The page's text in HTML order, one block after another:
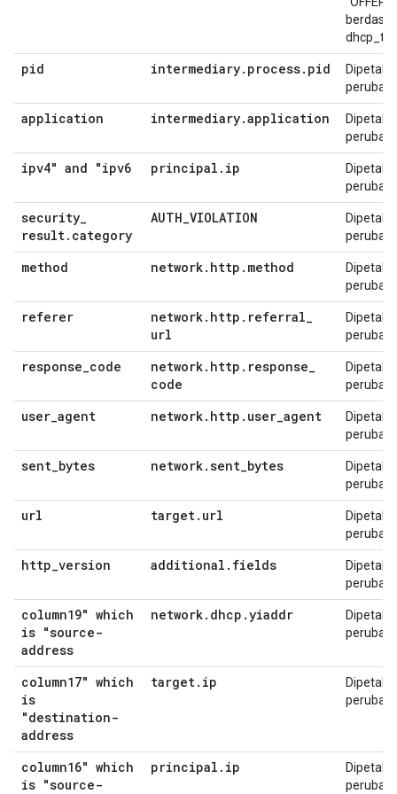
pid intermediary. process. pid
application intermediary.application
ipv4" and "ipv6 principal . ip
security_
result. category
AUTH_VIOLATION
method network. http . method
referer network. http . referral_
url
response_code network. http . response_
code
user_agent network. http . user_agent
sent_bytes network.sent_bytes
url target. url
http_version additional . fields
column19" which
is "source-
address
network. dhcp .yiaddr
column17" which
is
"destination-
address
target. ip
column16" which
is "source-
principal . ip